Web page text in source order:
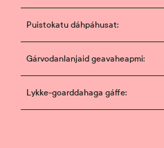
Puistokatu dáhpáhusat:
Gárvodanlanjaid geavaheapmi:
Lykke-goarddahaga gáffe: